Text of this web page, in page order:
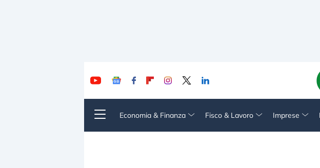
Economia & Finanza Fisco & Lavoro Imprese